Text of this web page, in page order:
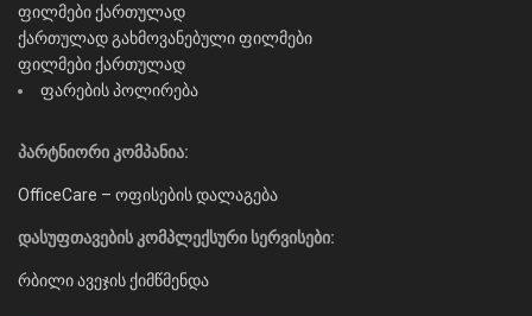
ფილმები ქართულად
ქართულად გახმოვანებული ფილმები
ფილმები ქართულად
ფარების პოლირება
პარტნიორი კომპანია:
OfficeCare – ოფისების დალაგება
დასუფთავების კომპლექსური სერვისები:
რბილი ავეჯის ქიმწმენდა